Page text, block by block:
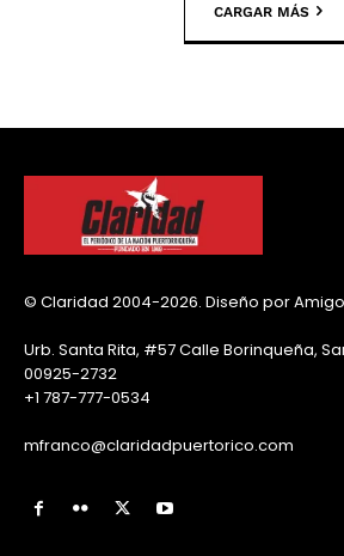
CARGAR MÁS
© Claridad 2004-2026. Diseño por
Urb. Santa Rita, #57 Calle Borinqueña,
00925-2732
+1 787-777-0534
mfranco@claridadpuertorico.com